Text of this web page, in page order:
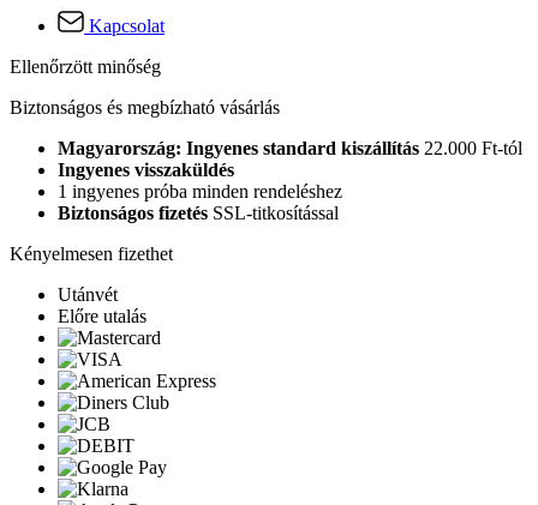
Kapcsolat
Ellenőrzött minőség
Biztonságos és megbízható vásárlás
Magyarország: Ingyenes standard kiszállítás 22.000 Ft-tól
Ingyenes visszaküldés
1 ingyenes próba minden rendeléshez
Biztonságos fizetés SSL-titkosítással
Kényelmesen fizethet
Utánvét
Előre utalás